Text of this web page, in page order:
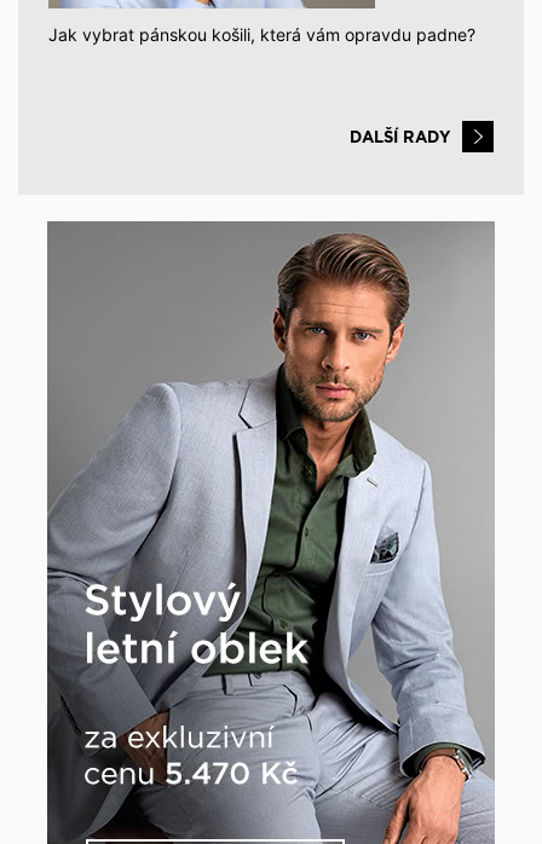
Jak vybrat pánskou košili, která vám opravdu padne?
DALŠÍ RADY